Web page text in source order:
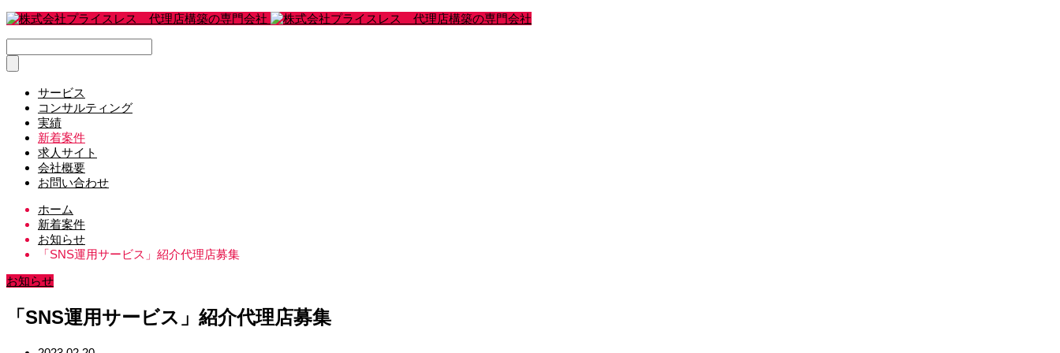
サービス
コンサルティング
実績
新着案件
求人サイト
会社概要
お問い合わせ
ホーム
新着案件
お知らせ
「SNS運用サービス」紹介代理店募集
お知らせ
「SNS運用サービス」紹介代理店募集